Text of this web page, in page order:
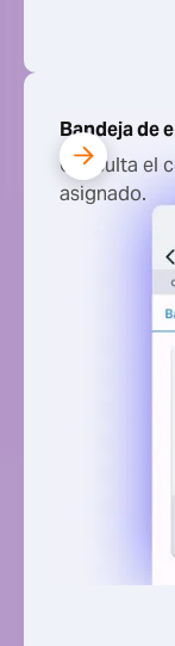
Bandeja de
Consulta el
asignado.